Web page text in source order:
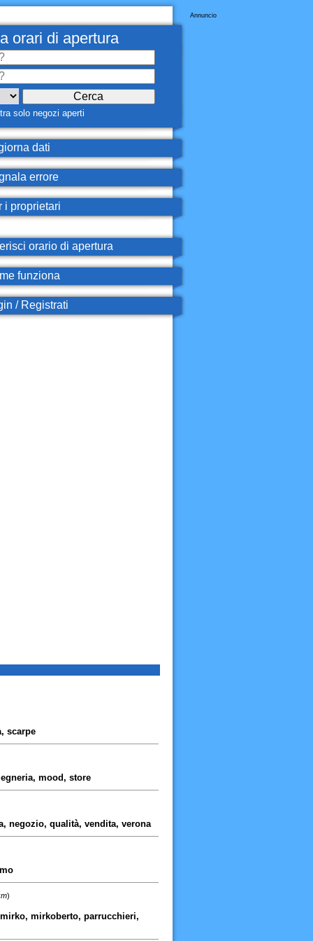
Annuncio
orari di apertura
solo negozi aperti
dati
errore
i proprietari
orario di apertura
funziona
/ Registrati
scarpe
mood, store
negozio, qualità, vendita, verona
)
mirkoberto, parrucchieri,